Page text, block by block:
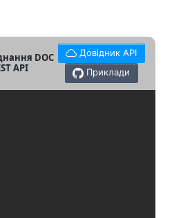
DOC
API
Довідник API
Приклади